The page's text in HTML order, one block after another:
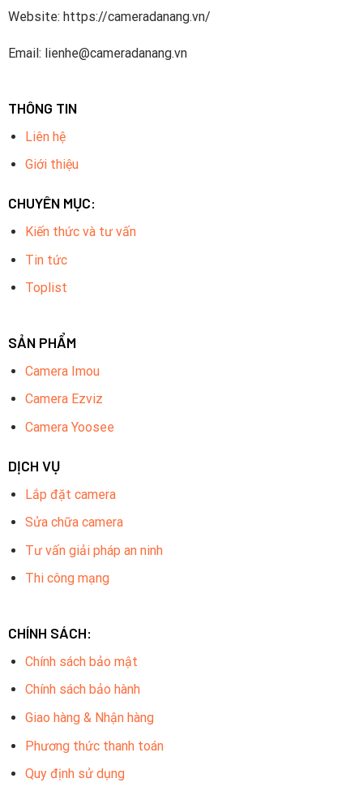
Website: https://cameradanang.vn/
Email: lienhe@cameradanang.vn
THÔNG TIN
Liên hệ
Giới thiệu
CHUYÊN MỤC:
Kiến thức và tư vấn
Tin tức
Toplist
SẢN PHẨM
Camera Imou
Camera Ezviz
Camera Yoosee
DỊCH VỤ
Lắp đặt camera
Sửa chữa camera
Tư vấn giải pháp an ninh
Thi công mạng
CHÍNH SÁCH:
Chính sách bảo mật
Chính sách bảo hành
Giao hàng & Nhận hàng
Phương thức thanh toán
Quy định sử dụng